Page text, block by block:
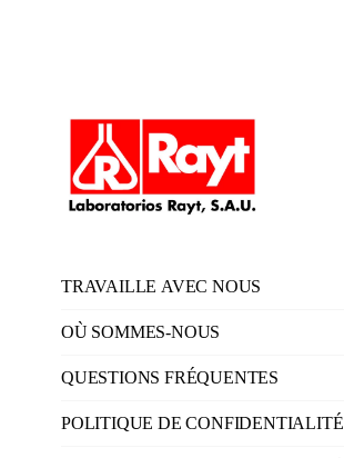
TRAVAILLE AVEC NOUS
OÙ SOMMES-NOUS
QUESTIONS FRÉQUENTES
POLITIQUE DE CONFIDENTIALITÉ